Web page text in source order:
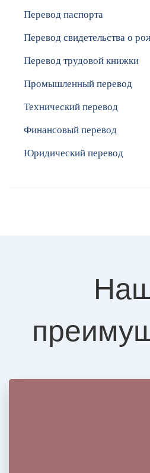
Перевод паспорта
Перевод свидетельства о
Перевод трудовой книжки
Промышленный перевод
Технический перевод
Финансовый перевод
Юридический перевод